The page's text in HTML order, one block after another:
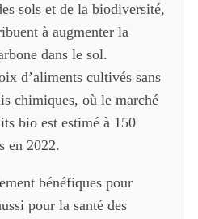
sols et de la biodiversité,
à augmenter la
dans le sol.
d’aliments cultivés sans
chimiques, où le marché
bio est estimé à 150
en 2022.
bénéfiques pour
pour la santé des